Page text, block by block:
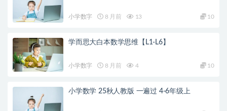
小学数字 8 月前 13 10
学而思大白本数学思维【L1-L6】
小学数字 8 月前 4 10
小学数学 25秋人教版 一遍过 4-6年级上